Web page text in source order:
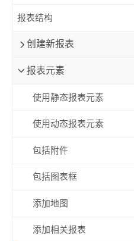
报表结构
创建新报表
报表元素
使用静态报表元素
使用动态报表元素
包括附件
包括图表框
添加地图
添加相关报表